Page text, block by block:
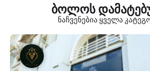
ბოლოს
ნაჩვენებია ყველა